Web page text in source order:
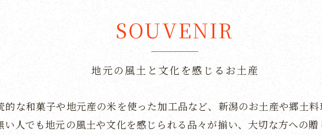
地元の風土と文化を感じるお土産
SOUVENIR
な和菓子や地元産の米を使った加工品など、新潟のお土産や郷土
人でも地元の風土や文化を感じられる品々が揃い、大切な方への贈